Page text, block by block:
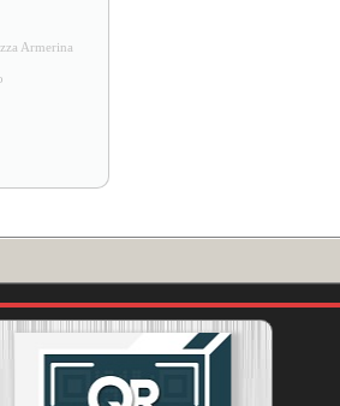
Armerina